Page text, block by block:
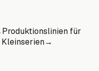
Produktionslinien für
→